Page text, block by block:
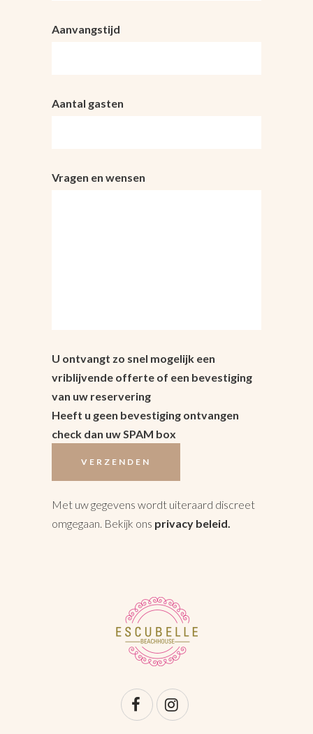
Aanvangstijd
Aantal gasten
Vragen en wensen
U ontvangt zo snel mogelijk een
vriblijvende offerte of een bevestiging
van uw reservering
Heeft u geen bevestiging ontvangen
check dan uw SPAM box
Met uw gegevens wordt uiteraard discreet
omgegaan. Bekijk ons privacy beleid.